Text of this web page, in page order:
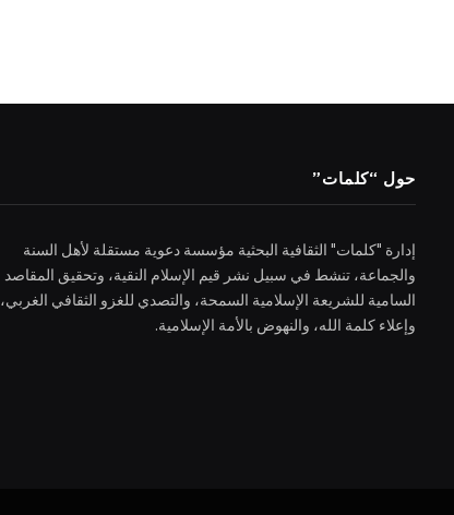
حول “كلمات”
إدارة "كلمات" الثقافية البحثية مؤسسة دعوية مستقلة لأهل السنة
والجماعة، تنشط في سبيل نشر قيم الإسلام النقية، وتحقيق المقاصد
السامية للشريعة الإسلامية السمحة، والتصدي للغزو الثقافي الغربي،
وإعلاء كلمة الله، والنهوض بالأمة الإسلامية.